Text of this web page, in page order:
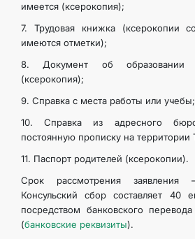
имеется (ксерокопия);
7. Трудовая книжка (ксерокопии
имеются отметки);
8. Документ об образовании
(ксерокопия);
9. Справка с места работы или учебы;
10. Справка из адресного
постоянную прописку на территории
11. Паспорт родителей (ксерокопии).
Срок рассмотрения
Консульский сбор составляет 40
посредством банковского
(банковские реквизиты).